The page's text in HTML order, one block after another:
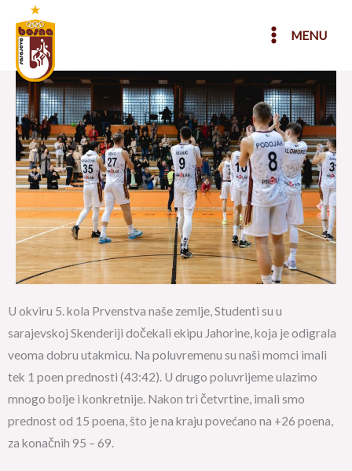
content
MENU
U okviru 5. kola Prvenstva naše zemlje, Studenti su u
sarajevskoj Skenderiji dočekali ekipu Jahorine, koja je odigrala
veoma dobru utakmicu. Na poluvremenu su naši momci imali
tek 1 poen prednosti (43:42). U drugo poluvrijeme ulazimo
mnogo bolje i konkretnije. Nakon tri četvrtine, imali smo
prednost od 15 poena, što je na kraju povećano na +26 poena,
za konačnih 95 – 69.